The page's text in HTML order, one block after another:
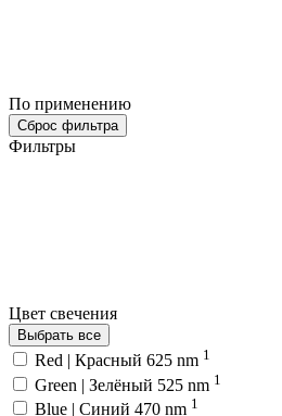
По применению
Сброс фильтра
Фильтры
Цвет свечения
Выбрать все
Red | Красный 625 nm 1
Green | Зелёный 525 nm 1
Blue | Синий 470 nm 1